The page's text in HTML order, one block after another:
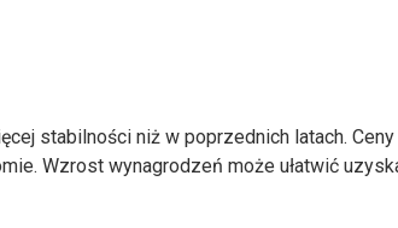
stabilności niż w poprzednich latach.
Wzrost wynagrodzeń może ułatwić